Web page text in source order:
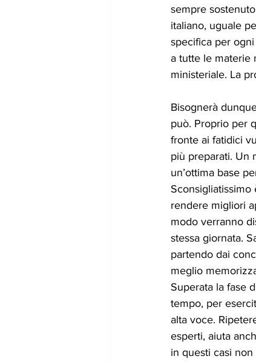
sempre
italiano, uguale
specifica per
a tutte le materie
ministeriale. La
Bisognerà
può. Proprio per
fronte ai fatidici
più preparati. Un
un’ottima base
rendere migliori
modo verranno
stessa giornata.
partendo dai
meglio
Superata la fase
tempo, per
alta voce.
esperti, aiuta
in questi casi